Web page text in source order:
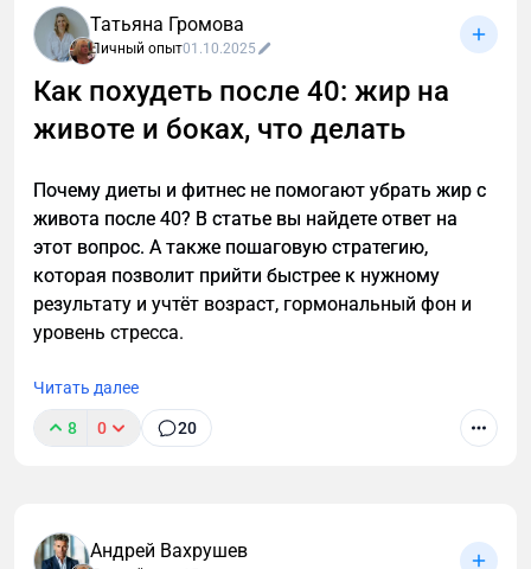
Татьяна Громова
Личный опыт01.10.2025
Как похудеть после 40: жир на
животе и боках, что делать
Почему диеты и фитнес не помогают убрать жир с
живота после 40? В статье вы найдете ответ на
этот вопрос. А также пошаговую стратегию,
которая позволит прийти быстрее к нужному
результату и учтёт возраст, гормональный фон и
уровень стресса.
Читать далее
8 0 20
Андрей Вахрушев